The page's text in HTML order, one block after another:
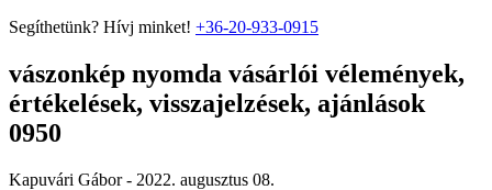
Segíthetünk? Hívj minket! +36-20-933-0915
vászonkép nyomda vásárlói vélemények,
értékelések, visszajelzések, ajánlások
0950
Kapuvári Gábor - 2022. augusztus 08.